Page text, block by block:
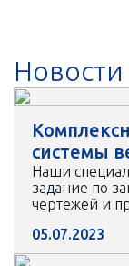
Новости
системы
Наши
задание по
чертежей и
05.07.2023